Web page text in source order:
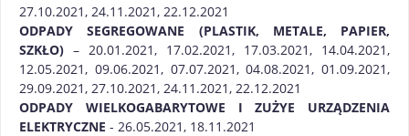
27.10.2021, 24.11.2021, 22.12.2021
ODPADY SEGREGOWANE (PLASTIK, METALE, PAPIER,
SZKŁO) – 20.01.2021, 17.02.2021, 17.03.2021, 14.04.2021,
12.05.2021, 09.06.2021, 07.07.2021, 04.08.2021, 01.09.2021,
29.09.2021, 27.10.2021, 24.11.2021, 22.12.2021
ODPADY WIELKOGABARYTOWE I ZUŻYE URZĄDZENIA
ELEKTRYCZNE - 26.05.2021, 18.11.2021